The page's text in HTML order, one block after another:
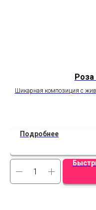
Роза
Шикарная композиция с
Подробнее